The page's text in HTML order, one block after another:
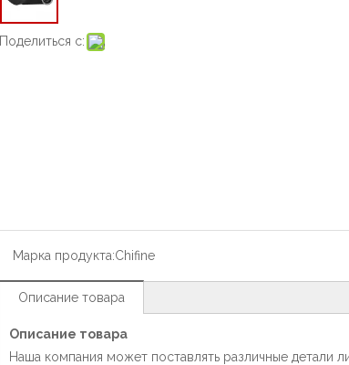
Поделиться с:
Марка продукта:Chifine
Описание товара
Описание товара
Наша компания может поставлять различные детали